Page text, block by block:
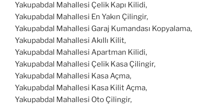
Yakupabdal Mahallesi Çelik Kapı Kilidi,
Yakupabdal Mahallesi En Yakın Çilingir,
Yakupabdal Mahallesi Garaj Kumandası Kopyalama,
Yakupabdal Mahallesi Akıllı Kilit,
Yakupabdal Mahallesi Apartman Kilidi,
Yakupabdal Mahallesi Çelik Kasa Çilingir,
Yakupabdal Mahallesi Kasa Açma,
Yakupabdal Mahallesi Kasa Kilit Açma,
Yakupabdal Mahallesi Oto Çilingir,